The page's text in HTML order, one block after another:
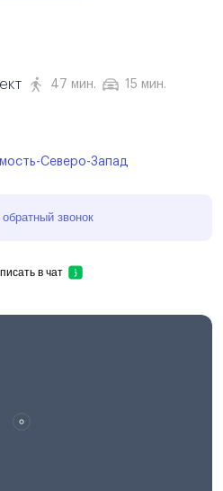
47 мин. 15 мин.
Северо-Запад
обратный звонок
Написать в чат